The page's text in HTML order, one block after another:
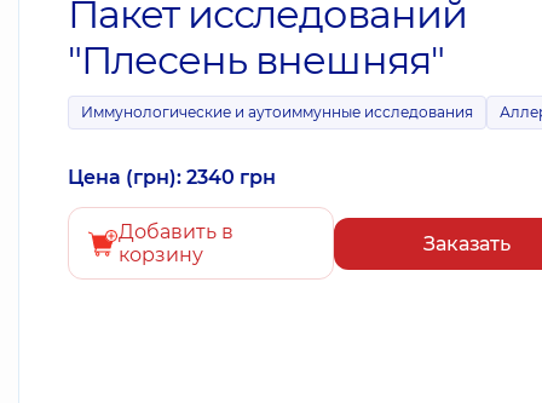
Пакет исследований
"Плесень внешняя"
Иммунологические и аутоиммунные исследования
Цена (грн): 2340 грн
Добавить в
корзину
Заказать